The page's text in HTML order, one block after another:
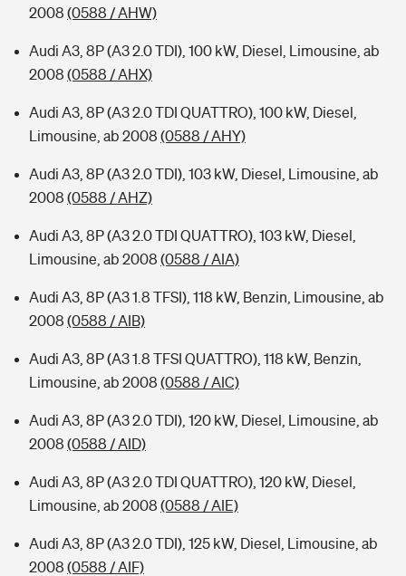
2008 (0588 / AHW)
Audi A3, 8P (A3 2.0 TDI), 100 kW, Diesel, Limousine, ab
2008 (0588 / AHX)
Audi A3, 8P (A3 2.0 TDI QUATTRO), 100 kW, Diesel,
Limousine, ab 2008 (0588 / AHY)
Audi A3, 8P (A3 2.0 TDI), 103 kW, Diesel, Limousine, ab
2008 (0588 / AHZ)
Audi A3, 8P (A3 2.0 TDI QUATTRO), 103 kW, Diesel,
Limousine, ab 2008 (0588 / AIA)
Audi A3, 8P (A3 1.8 TFSI), 118 kW, Benzin, Limousine, ab
2008 (0588 / AIB)
Audi A3, 8P (A3 1.8 TFSI QUATTRO), 118 kW, Benzin,
Limousine, ab 2008 (0588 / AIC)
Audi A3, 8P (A3 2.0 TDI), 120 kW, Diesel, Limousine, ab
2008 (0588 / AID)
Audi A3, 8P (A3 2.0 TDI QUATTRO), 120 kW, Diesel,
Limousine, ab 2008 (0588 / AIE)
Audi A3, 8P (A3 2.0 TDI), 125 kW, Diesel, Limousine, ab
2008 (0588 / AIF)